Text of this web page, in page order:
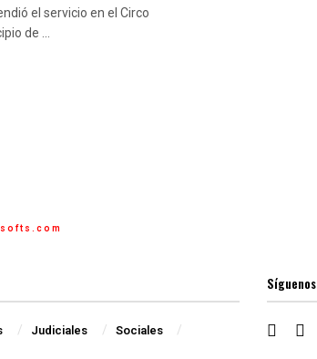
el servicio en el Circo
de ...
Judiciales
Sociales
Síguenos